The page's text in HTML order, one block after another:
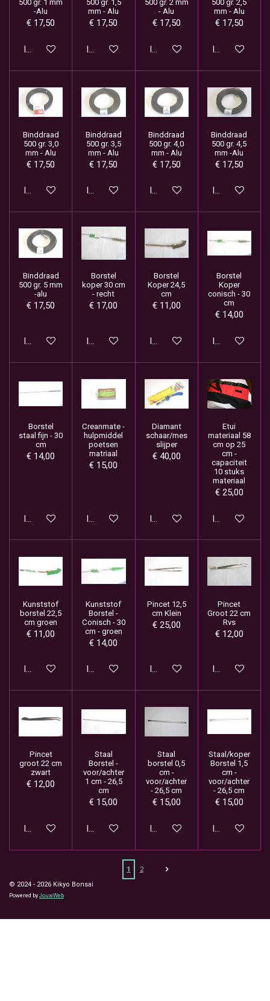
500 gr. 1 mm
-Alu
€ 17,50
In winkelwagen
500 gr. 1,5
mm - Alu
€ 17,50
In winkelwagen
500 gr. 2 mm
- Alu
€ 17,50
In winkelwagen
500 gr. 2,5
mm - Alu
€ 17,50
In
Binddraad
500 gr. 3,0
mm - Alu
€ 17,50
In winkelwagen
Binddraad
500 gr. 3,5
mm - Alu
€ 17,50
In winkelwagen
Binddraad
500 gr. 4,0
mm - Alu
€ 17,50
In winkelwagen
Binddraad
500 gr. 4,5
mm -Alu
€ 17,50
In
Binddraad
500 gr. 5 mm
-alu
€ 17,50
In winkelwagen
Borstel
koper 30 cm
- recht
€ 17,00
In winkelwagen
Borstel
Koper 24,5
cm
€ 11,00
In winkelwagen
Borstel
Koper
conisch - 30
cm
€ 14,00
In
Borstel
staal fijn - 30
cm
€ 14,00
In winkelwagen
Creanmate -
hulpmiddel
poetsen
matriaal
€ 15,00
In winkelwagen
Diamant
schaar/mes
slijper
€ 40,00
In winkelwagen
Etui
materiaal 58
cm op 25
cm -
capaciteit
10 stuks
materiaal
€ 25,00
In
Kunststof
borstel 22,5
cm groen
€ 11,00
In winkelwagen
Kunststof
Borstel -
Conisch - 30
cm - groen
€ 14,00
In winkelwagen
Pincet 12,5
cm Klein
€ 25,00
In winkelwagen
Pincet
Groot 22 cm
Rvs
€ 12,00
In
Pincet
groot 22 cm
zwart
€ 12,00
In winkelwagen
Staal
Borstel -
voor/achter
1 cm - 26,5
cm
€ 15,00
In winkelwagen
Staal
borstel 0,5
cm -
voor/achter
- 26,5 cm
€ 15,00
In winkelwagen
Staal/koper
Borstel 1,5
cm -
voor/achter
- 26,5 cm
€ 15,00
In
1
2
© 2024 - 2026 Kikyo Bonsai
Powered by JouwWeb